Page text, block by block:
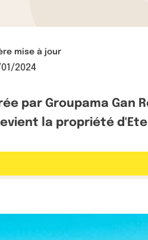
mise à jour
2024
par Groupama
la propriété